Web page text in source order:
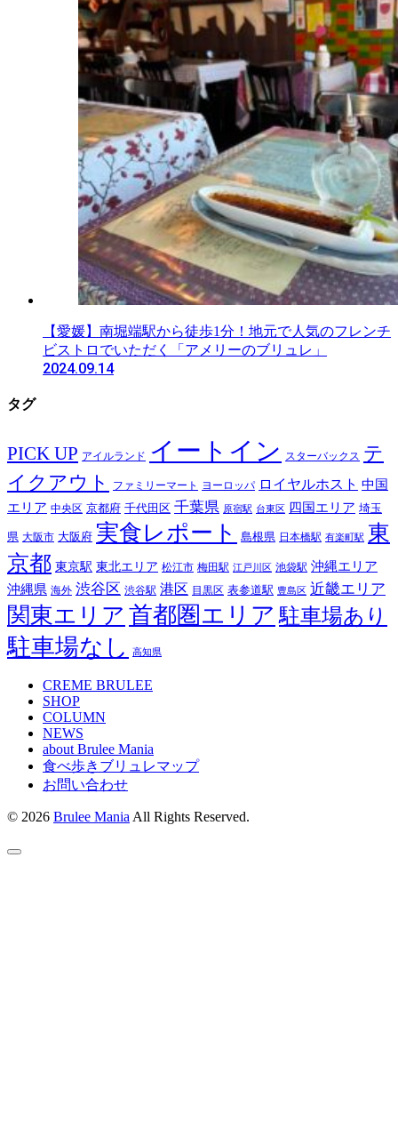
【愛媛】南堀端駅から徒歩1分！地元で人気のフレンチ
ビストロでいただく「アメリーのブリュレ」
2024.09.14
タグ
PICK UP アイルランド イートイン スターバックス テ
イクアウト
ファミリーマート ヨーロッパ ロイヤルホスト 中国
エリア 中央区 京都府 千代田区 千葉県 原宿駅 台東区 四国エリア 埼玉
県 大阪市 大阪府 実食レポート 島根県 日本橋駅 有楽町駅 東
京都 東京駅 東北エリア 松江市 梅田駅 江戸川区 池袋駅 沖縄エリア
沖縄県 海外 渋谷区 渋谷駅 港区 目黒区 表参道駅 豊島区 近畿エリア
関東エリア 首都圏エリア 駐車場あり
駐車場なし 高知県
CREME BRULEE
SHOP
COLUMN
NEWS
about Brulee Mania
食べ歩きブリュレマップ
お問い合わせ
© 2026 Brulee Mania All Rights Reserved.